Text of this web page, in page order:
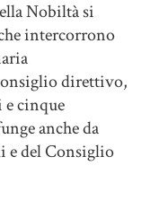
Nobiltà si
intercorrono
direttivo,
cinque
anche da
e del Consiglio